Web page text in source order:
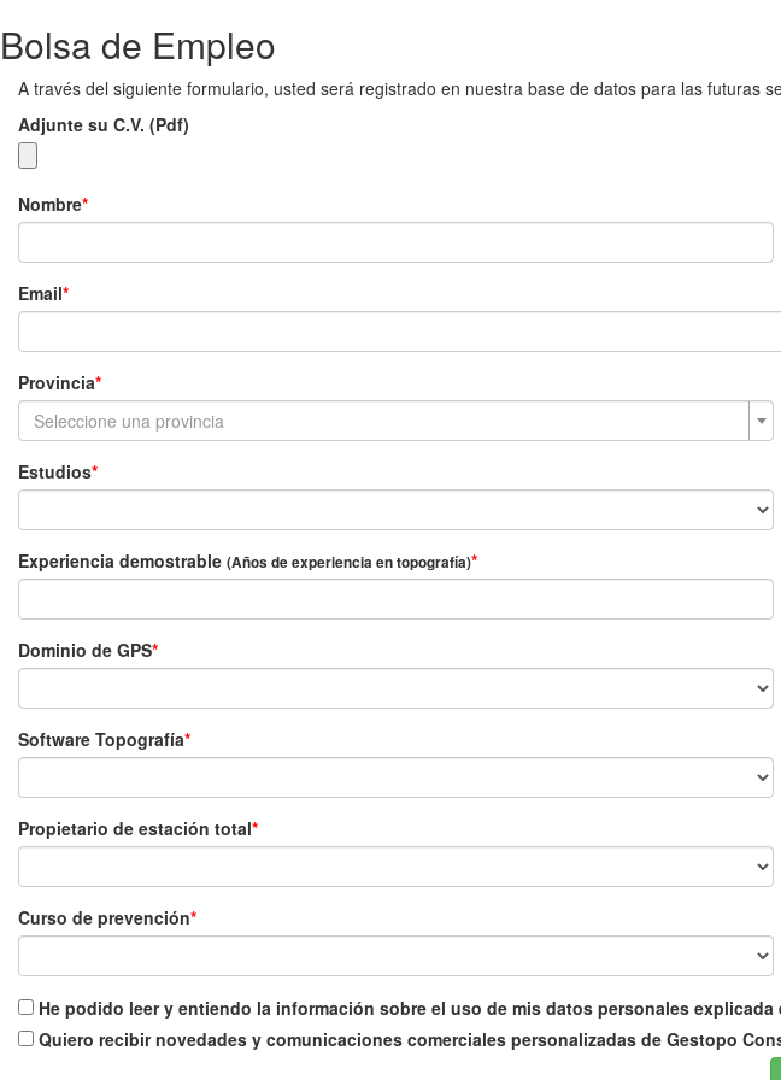
Bolsa de Empleo
A través del siguiente formulario, usted será registrado en nuestra base de datos para las futuras
Adjunte su C.V. (Pdf)
Nombre
Email
Provincia
Seleccione una provincia
Estudios
Experiencia demostrable (Años de experiencia en topografía)
Dominio de GPS
Software Topografía
Propietario de estación total
Curso de prevención
He podido leer y entiendo la información sobre el uso de mis datos personales explicada
Quiero recibir novedades y comunicaciones comerciales personalizadas de Gestopo